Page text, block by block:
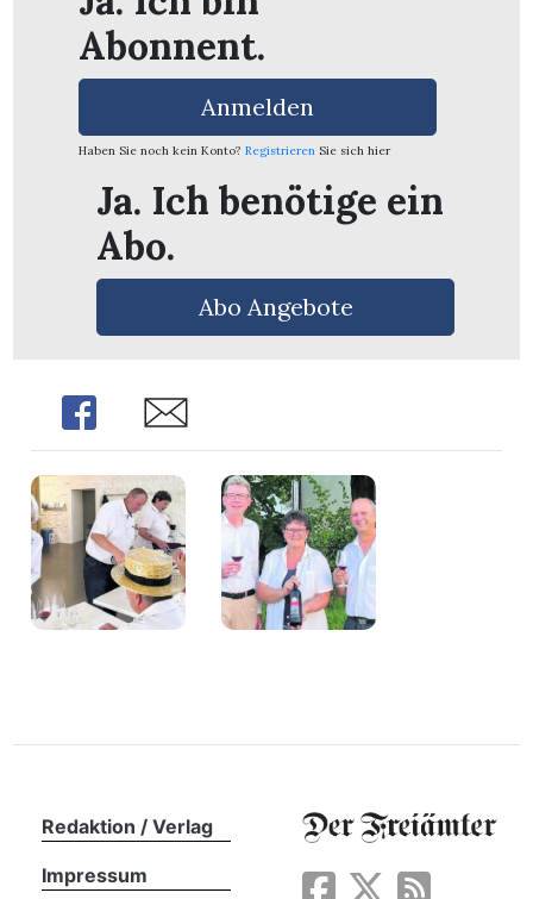
Abonnent.
Anmelden
Haben Sie noch kein Konto? Registrieren Sie sich hier
Ja. Ich benötige ein
Abo.
Abo Angebote
Share Share
Redaktion / Verlag
Impressum